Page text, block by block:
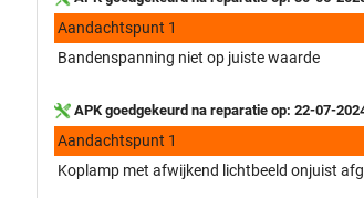
Aandachtspunt 1
Bandenspanning niet op juiste waarde
APK goedgekeurd na reparatie op: 22-07-
Aandachtspunt 1
Koplamp met afwijkend lichtbeeld onjuist